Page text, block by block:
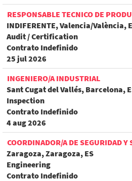
RESPONSABLE TECNICO DE
INDIFERENTE, Valencia/València,
Audit / Certification
Contrato Indefinido
25 jul 2026
INGENIERO/A INDUSTRIAL
Sant Cugat del Vallés, Barcelona,
Inspection
Contrato Indefinido
4 aug 2026
COORDINADOR/A DE SEGURIDAD Y
Zaragoza, Zaragoza, ES
Engineering
Contrato Indefinido